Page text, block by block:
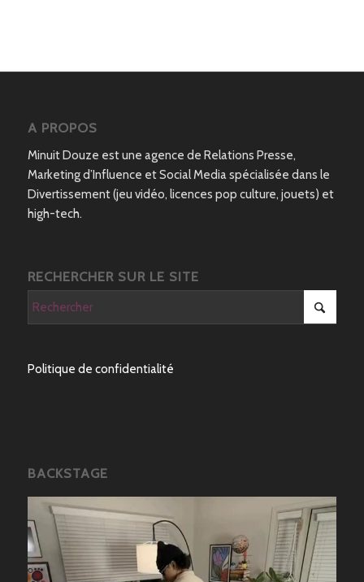
A PROPOS
Minuit Douze est une agence de Relations Presse,
Marketing d’Influence et Social Media spécialisée dans le
Divertissement (jeu vidéo, licences pop culture, jouets) et
high-tech.
RECHERCHER SUR LE SITE
Politique de confidentialité
BACKSTAGE